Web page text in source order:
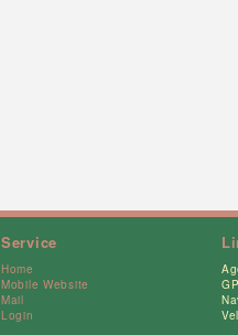
Service
Home
Mobile Website
Mail
Login